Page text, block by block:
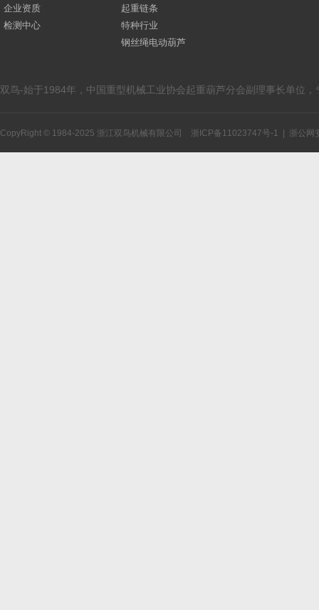
企业资质
检测中心
起重链条
特种行业
钢丝绳电动葫芦
双鸟-始于1984年，中国重型机械工业协会起重葫芦分会副理事长单位
CopyRight © 1984-2025 浙江双鸟机械有限公司 浙ICP备11023747号-1 浙公网